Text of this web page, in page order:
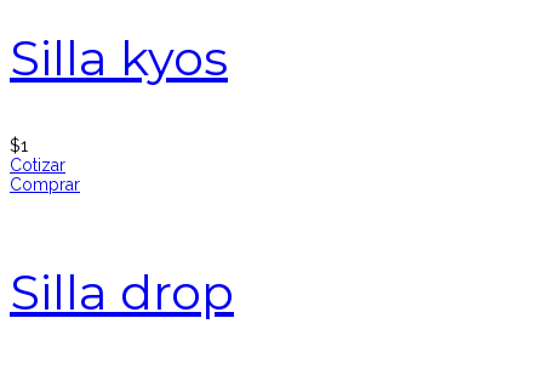
Silla kyos
$1
Cotizar
Comprar
Silla drop